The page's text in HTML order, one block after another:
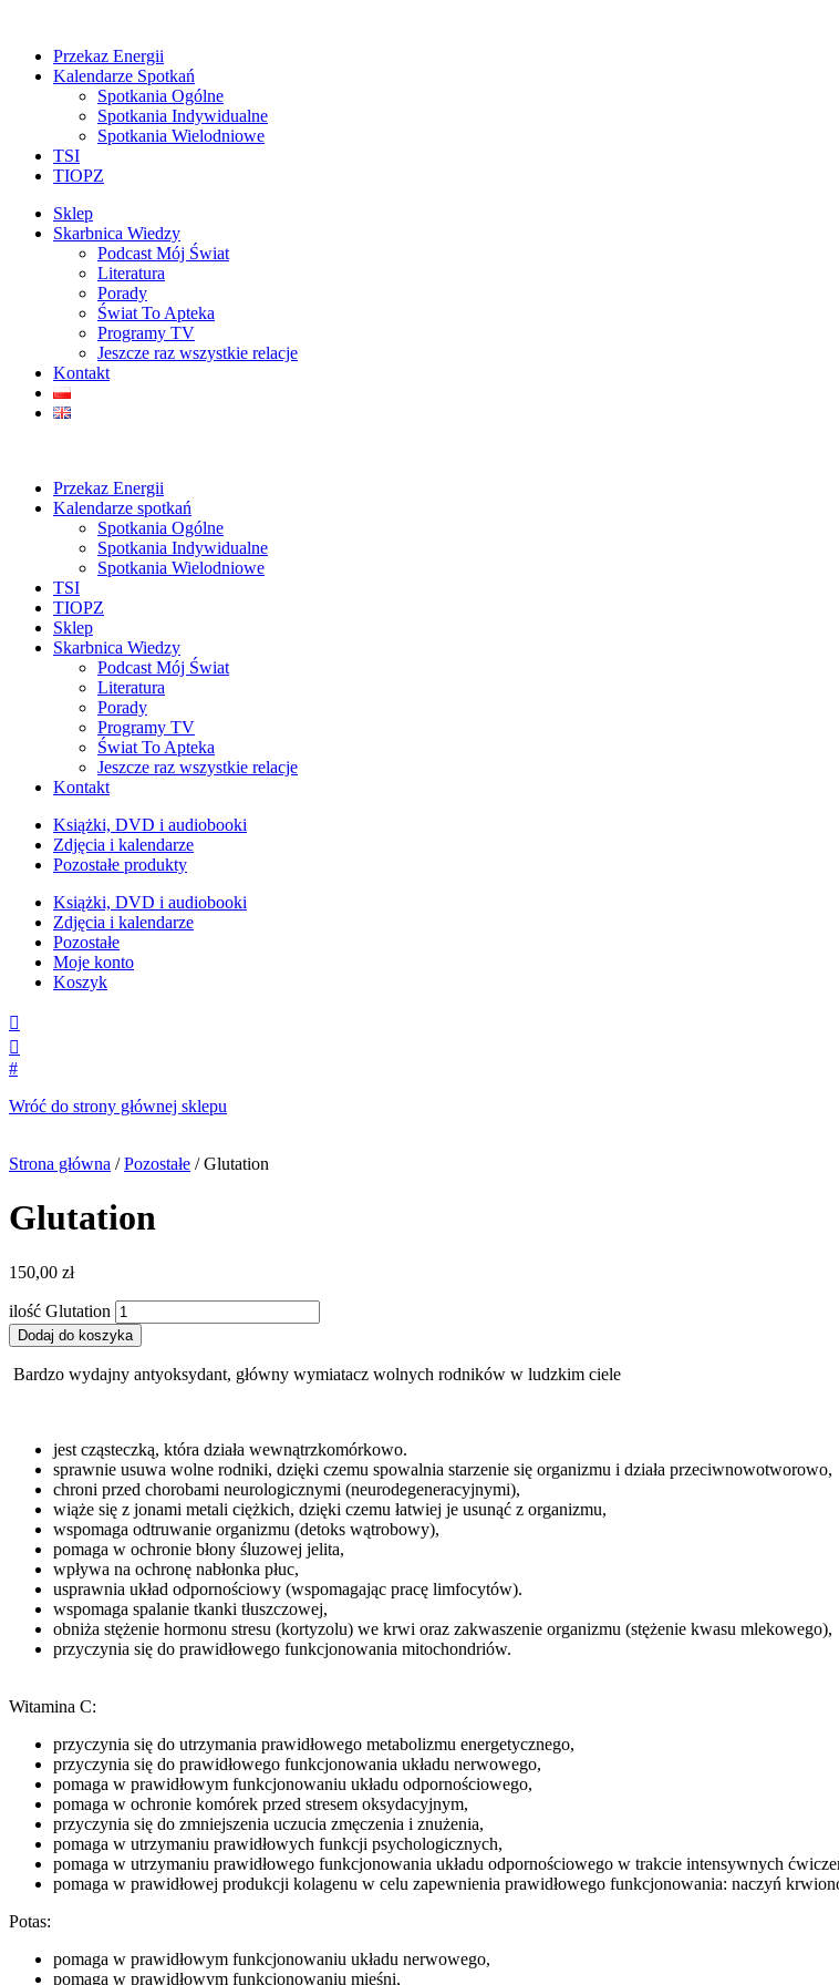
Przekaz Energii
Kalendarze Spotkań
Spotkania Ogólne
Spotkania Indywidualne
Spotkania Wielodniowe
TSI
TIOPZ
Sklep
Skarbnica Wiedzy
Podcast Mój Świat
Literatura
Porady
Świat To Apteka
Programy TV
Jeszcze raz wszystkie relacje
Kontakt
Przekaz Energii
Kalendarze spotkań
Spotkania Ogólne
Spotkania Indywidualne
Spotkania Wielodniowe
TSI
TIOPZ
Sklep
Skarbnica Wiedzy
Podcast Mój Świat
Literatura
Porady
Programy TV
Świat To Apteka
Jeszcze raz wszystkie relacje
Kontakt
Książki, DVD i audiobooki
Zdjęcia i kalendarze
Pozostałe produkty
Książki, DVD i audiobooki
Zdjęcia i kalendarze
Pozostałe
Moje konto
Koszyk


#
Wróć do strony głównej sklepu
Strona główna /Pozostałe / Glutation
Glutation
150,00 zł
ilość Glutation
Dodaj do koszyka
Bardzo wydajny antyoksydant, główny wymiatacz wolnych rodników w ludzkim ciele
jest cząsteczką, która działa wewnątrzkomórkowo.
sprawnie usuwa wolne rodniki, dzięki czemu spowalnia starzenie się organizmu i działa przeciwnowotworowo,
chroni przed chorobami neurologicznymi (neurodegeneracyjnymi),
wiąże się z jonami metali ciężkich, dzięki czemu łatwiej je usunąć z organizmu,
wspomaga odtruwanie organizmu (detoks wątrobowy),
pomaga w ochronie błony śluzowej jelita,
wpływa na ochronę nabłonka płuc,
usprawnia układ odpornościowy (wspomagając pracę limfocytów).
wspomaga spalanie tkanki tłuszczowej,
obniża stężenie hormonu stresu (kortyzolu) we krwi oraz zakwaszenie organizmu (stężenie kwasu mlekowego),
przyczynia się do prawidłowego funkcjonowania mitochondriów.
Witamina C:
przyczynia się do utrzymania prawidłowego metabolizmu energetycznego,
przyczynia się do prawidłowego funkcjonowania układu nerwowego,
pomaga w prawidłowym funkcjonowaniu układu odpornościowego,
pomaga w ochronie komórek przed stresem oksydacyjnym,
przyczynia się do zmniejszenia uczucia zmęczenia i znużenia,
pomaga w utrzymaniu prawidłowych funkcji psychologicznych,
pomaga w utrzymaniu prawidłowego funkcjonowania układu odpornościowego w trakcie intensywnych
pomaga w prawidłowej produkcji kolagenu w celu zapewnienia prawidłowego funkcjonowania: naczyń
Potas:
pomaga w prawidłowym funkcjonowaniu układu nerwowego,
pomaga w prawidłowym funkcjonowaniu mięśni,